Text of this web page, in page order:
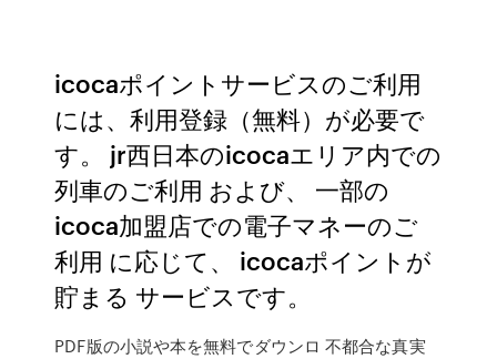
icocaポイントサービスのご利用
には、利用登録（無料）が必要で
す。 jr西日本のicocaエリア内での
列車のご利用 および、 一部の
icoca加盟店での電子マネーのご
利用 に応じて、 icocaポイントが
貯まる サービスです。
PDF版の小説や本を無料でダウンロ 不都合な真実